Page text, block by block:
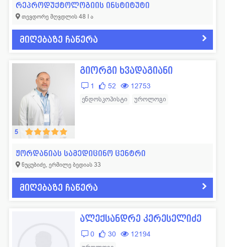
რეპროდუქტოლოგიის ინსტიტუტი
თევდორე მღვდლის 48 I ა
მიღებაზე ჩაწერა
5
გიორგი ხვადაგიანი
1 52 12753
ენდოსკოპისტი უროლოგი
ჟორდანიას სამედიცინო ცენტრი
ნუცუბიძე, ერმილე ბედიას 33
მიღებაზე ჩაწერა
ალექსანდრე კერესელიძე
0 30 12194